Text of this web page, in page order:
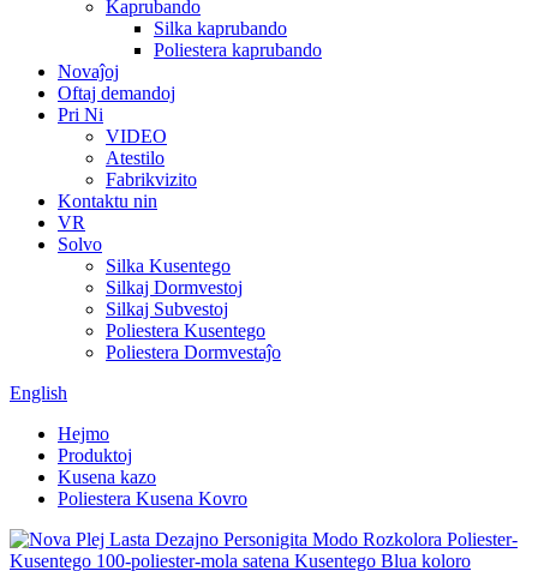
Kaprubando
Silka kaprubando
Poliestera kaprubando
Novaĵoj
Oftaj demandoj
Pri Ni
VIDEO
Atestilo
Fabrikvizito
Kontaktu nin
VR
Solvo
Silka Kusentego
Silkaj Dormvestoj
Silkaj Subvestoj
Poliestera Kusentego
Poliestera Dormvestaĵo
English
Hejmo
Produktoj
Kusena kazo
Poliestera Kusena Kovro